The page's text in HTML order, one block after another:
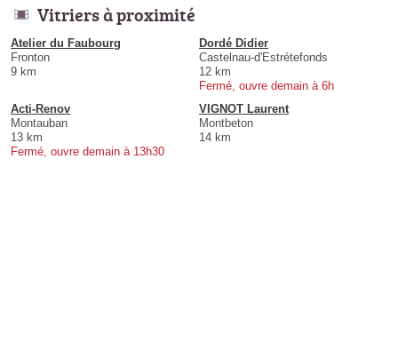
Vitriers à proximité
Atelier du Faubourg
Fronton
9 km
Dordé Didier
Castelnau-d'Estrétefonds
12 km
Fermé, ouvre demain à 6h
Acti-Renov
Montauban
13 km
Fermé, ouvre demain à 13h30
VIGNOT Laurent
Montbeton
14 km